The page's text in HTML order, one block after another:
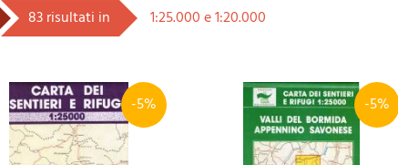
83 risultati in 1:25.000 e 1:20.000
-5% -5%